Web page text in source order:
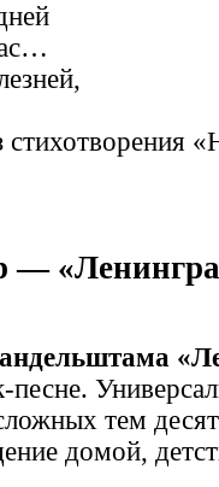
—
песне.
тем
домой,